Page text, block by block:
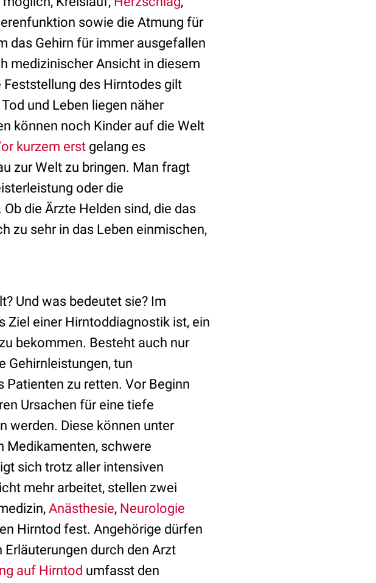
sowie die Atmung für
das Gehirn für immer ausgefallen
medizinischer Ansicht in diesem
des Hirntodes gilt
und Leben liegen näher
können noch Kinder auf die Welt
kurzem erst gelang es
zur Welt zu bringen. Man fragt
oder die
die Ärzte Helden sind, die das
zu sehr in das Leben einmischen,
Und was bedeutet sie? Im
Ziel einer Hirntoddiagnostik ist, ein
bekommen. Besteht auch nur
Gehirnleistungen, tun
Patienten zu retten. Vor Beginn
Ursachen für eine tiefe
werden. Diese können unter
Medikamenten, schwere
sich trotz aller intensiven
mehr arbeitet, stellen zwei
Anästhesie, Neurologie
Hirntod fest. Angehörige dürfen
durch den Arzt
auf Hirntod umfasst den